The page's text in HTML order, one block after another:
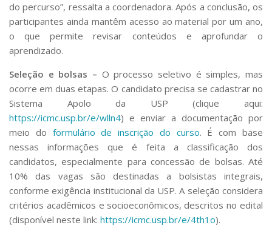
do percurso”, ressalta a coordenadora. Após a conclusão, os
participantes ainda mantêm acesso ao material por um ano,
o que permite revisar conteúdos e aprofundar o
aprendizado.
Seleção e bolsas – O processo seletivo é simples, mas
ocorre em duas etapas. O candidato precisa se cadastrar no
Sistema Apolo da USP (clique aqui:
https://icmc.usp.br/e/wlln4) e enviar a documentação por
meio do formulário de inscrição do curso. É com base
nessas informações que é feita a classificação dos
candidatos, especialmente para concessão de bolsas. Até
10% das vagas são destinadas a bolsistas integrais,
conforme exigência institucional da USP. A seleção considera
critérios acadêmicos e socioeconômicos, descritos no edital
(disponível neste link: https://icmc.usp.br/e/4th1o).